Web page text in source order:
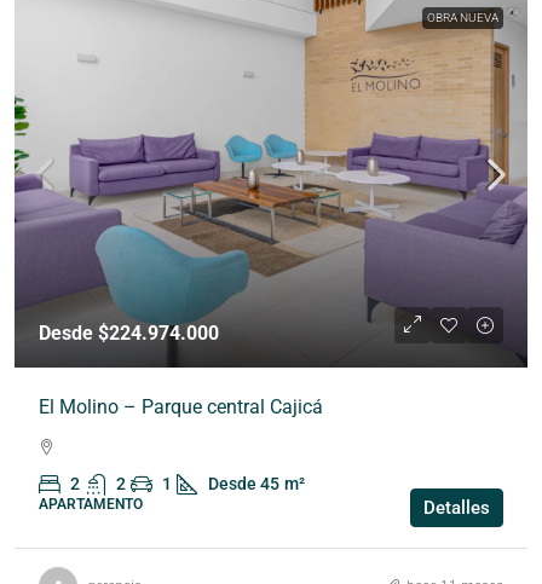
OBRA NUEVA
Desde $224.974.000
El Molino – Parque central Cajicá
2 2 1 Desde 45 m²
APARTAMENTO Detalles